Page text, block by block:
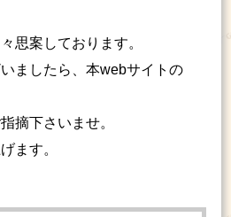
思案しております。
ましたら、本webサイトの
摘下さいませ。
ます。